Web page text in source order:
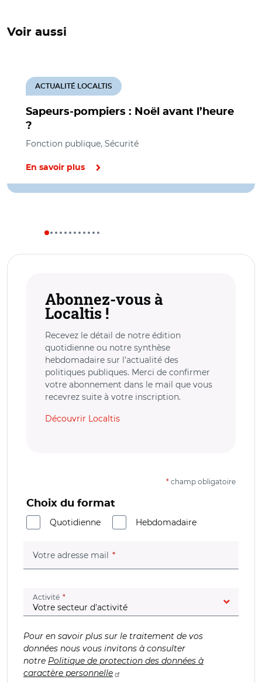
Voir aussi
Sapeurs-pompiers : Noël avant l’heure
?
ACTUALITÉ LOCALTIS
Fonction publique, Sécurité
En savoir plus
Abonnez-vous à
Localtis !
Recevez le détail de notre édition
quotidienne ou notre synthèse
hebdomadaire sur l’actualité des
politiques publiques. Merci de confirmer
votre abonnement dans le mail que vous
recevrez suite à votre inscription.
Découvrir Localtis
* champ obligatoire
Choix du format
Quotidienne
Hebdomadaire
Votre adresse mail (champ obligatoire)
Activité (champ obligatoire)
Pour en savoir plus sur le traitement de vos
données nous vous invitons à consulter
notre Politique de protection des données à
caractère personnelle